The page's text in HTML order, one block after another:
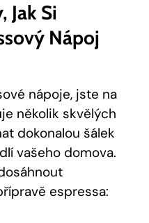
Jak Si
Nápoj
nápoje, jste na
několik skvělých
dokonalou šálek
vašeho domova.
espressa: